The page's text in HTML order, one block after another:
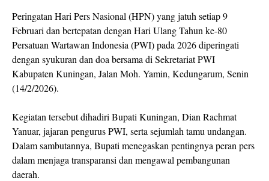
Peringatan Hari Pers Nasional (HPN) yang jatuh setiap 9
Februari dan bertepatan dengan Hari Ulang Tahun ke-80
Persatuan Wartawan Indonesia (PWI) pada 2026 diperingati
dengan syukuran dan doa bersama di Sekretariat PWI
Kabupaten Kuningan, Jalan Moh. Yamin, Kedungarum, Senin
(14/2/2026).
Kegiatan tersebut dihadiri Bupati Kuningan, Dian Rachmat
Yanuar, jajaran pengurus PWI, serta sejumlah tamu undangan.
Dalam sambutannya, Bupati menegaskan pentingnya peran pers
dalam menjaga transparansi dan mengawal pembangunan
daerah.